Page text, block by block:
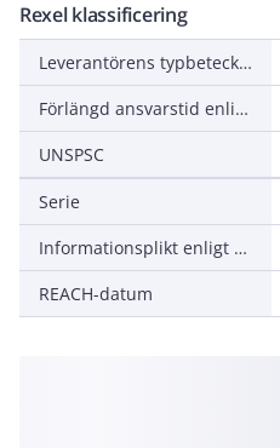
Rexel klassificering
Leverantörens typbeteckning
Förlängd ansvarstid enligt ALEM-09
UNSPSC
Serie
Informationsplikt enligt REACH
REACH-datum